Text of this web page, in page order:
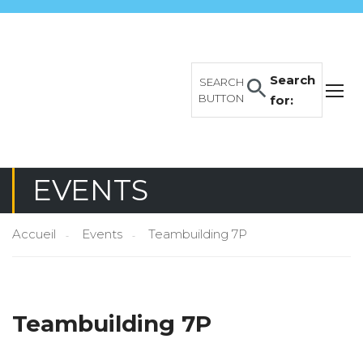
Search
for:
SEARCH
BUTTON
EVENTS
Accueil Events Teambuilding 7P
Teambuilding 7P